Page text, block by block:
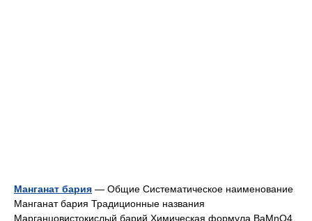
Манганат бария — Общие Систематическое наименование
Манганат бария Традиционные названия
Марганцовистокислый барий Химическая формула BaMnO4